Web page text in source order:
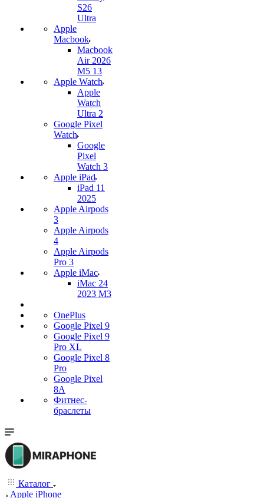
S26
Ultra
Apple
Macbook
Macbook
Air 2026
M5 13
Apple Watch
Apple
Watch
Ultra 2
Google Pixel
Watch
Google
Pixel
Watch 3
Apple iPad
iPad 11
2025
Apple Airpods
3
Apple Airpods
4
Apple Airpods
Pro 3
Apple iMac
iMac 24
2023 M3
OnePlus
Google Pixel 9
Google Pixel 9
Pro XL
Google Pixel 8
Pro
Google Pixel
8A
Фитнес-
браслеты
Каталог
Apple iPhone